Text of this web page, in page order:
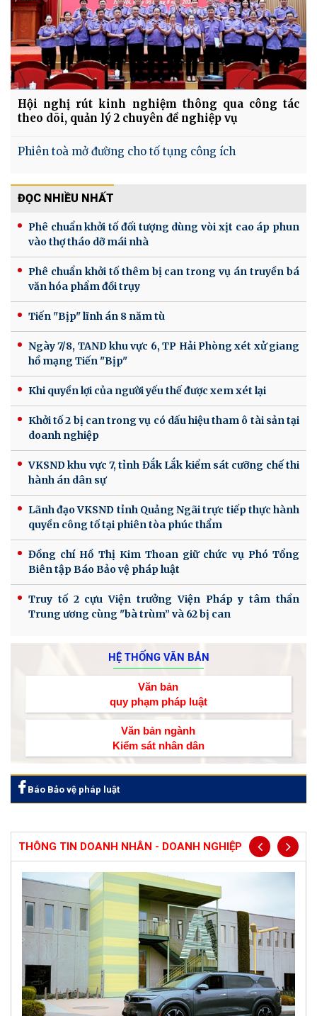
Hội nghị rút kinh nghiệm thông qua công tác
theo dõi, quản lý 2 chuyên đề nghiệp vụ
Phiên toà mở đường cho tố tụng công ích
ĐỌC NHIỀU NHẤT
Phê chuẩn khởi tố đối tượng dùng vòi xịt cao áp phun
vào thợ tháo dỡ mái nhà
Phê chuẩn khởi tố thêm bị can trong vụ án truyền bá
văn hóa phẩm đồi trụy
Tiến "Bịp" lĩnh án 8 năm tù
Ngày 7/8, TAND khu vực 6, TP Hải Phòng xét xử giang
hồ mạng Tiến "Bịp"
Khi quyền lợi của người yếu thế được xem xét lại
Khởi tố 2 bị can trong vụ có dấu hiệu tham ô tài sản tại
doanh nghiệp
VKSND khu vực 7, tỉnh Đắk Lắk kiểm sát cưỡng chế thi
hành án dân sự
Lãnh đạo VKSND tỉnh Quảng Ngãi trực tiếp thực hành
quyền công tố tại phiên tòa phúc thẩm
Đồng chí Hồ Thị Kim Thoan giữ chức vụ Phó Tổng
Biên tập Báo Bảo vệ pháp luật
Truy tố 2 cựu Viện trưởng Viện Pháp y tâm thần
Trung ương cùng "bà trùm” và 62 bị can
HỆ THỐNG VĂN BẢN
Văn bản
quy phạm pháp luật
Văn bản ngành
Kiểm sát nhân dân
Báo Bảo vệ pháp luật
THÔNG TIN DOANH NHÂN - DOANH NGHIỆP